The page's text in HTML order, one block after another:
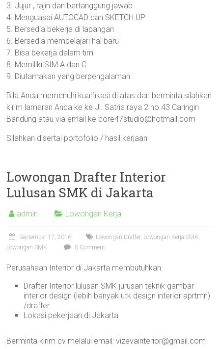
3. Jujur , rajin dan bertanggung jawab
4. Menguasai AUTOCAD dan SKETCH UP
5. Bersedia bekerja di lapangan
6. Bersedia mempelajari hal baru
7. Bisa bekerja dalam tim
8. Memiliki SIM A dan C
9. Diutamakan yang berpengalaman
Bila Anda memenuhi kualfikasi di atas dan berminta silahkan
kirim lamaran Anda ke ke Jl. Satria raya 2 no 43 Caringin
Bandung atau via email ke core47studio@hotmail.com
Silahkan disertai portofolio / hasil kerjaan
Lowongan Drafter Interior
Lulusan SMK di Jakarta
admin Lowongan Kerja
September 17, 2016 Lowongan Drafter, Lowongan Kerja SMA,
Lowongan SMK
0 Comment
Perusahaan Interior di Jakarta membutuhkan:
Drafter Interior lulusan SMK jurusan teknik gambar
interior design (lebih banyak utk design interior aprtmn)
/drafter.
Lokasi pekerjaan di Jakarta
Berminta kirim cv melalui email: vizevainterior@gmail.com